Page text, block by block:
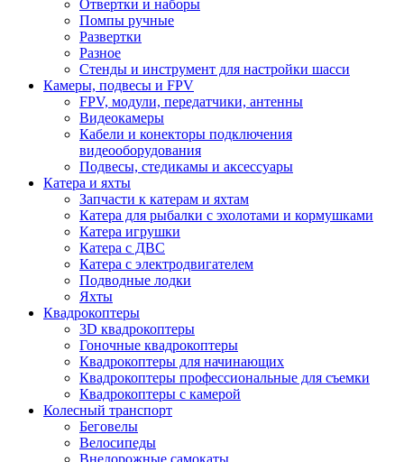
Отвертки и наборы
Помпы ручные
Развертки
Разное
Стенды и инструмент для настройки шасси
Камеры, подвесы и FPV
FPV, модули, передатчики, антенны
Видеокамеры
Кабели и конекторы подключения
видеооборудования
Подвесы, стедикамы и аксессуары
Катера и яхты
Запчасти к катерам и яхтам
Катера для рыбалки с эхолотами и кормушками
Катера игрушки
Катера с ДВС
Катера с электродвигателем
Подводные лодки
Яхты
Квадрокоптеры
3D квадрокоптеры
Гоночные квадрокоптеры
Квадрокоптеры для начинающих
Квадрокоптеры профессиональные для съемки
Квадрокоптеры с камерой
Колесный транспорт
Беговелы
Велосипеды
Внедорожные самокаты